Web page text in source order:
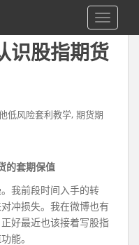
识股指期货
低风险套利教学, 期货期
的套期保值
我前段时间入手的转
冲损失。我在微博也有
好最近也该接着写股指
能。